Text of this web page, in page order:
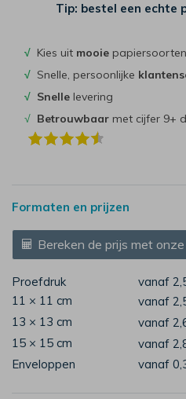
Tip: bestel een echte
√ Kies uit mooie papiersoorten
√ Snelle, persoonlijke
√ Snelle levering
√ Betrouwbaar met cijfer 9+
Formaten en prijzen
Bereken de prijs met
Proefdruk
vanaf
11 × 11 cm
vanaf
13 × 13 cm
vanaf
15 × 15 cm
vanaf
Enveloppen
vanaf